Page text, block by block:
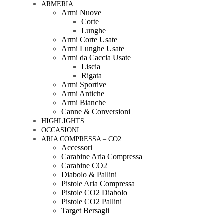
ARMERIA
Armi Nuove
Corte
Lunghe
Armi Corte Usate
Armi Lunghe Usate
Armi da Caccia Usate
Liscia
Rigata
Armi Sportive
Armi Antiche
Armi Bianche
Canne & Conversioni
HIGHLIGHTS
OCCASIONI
ARIA COMPRESSA – CO2
Accessori
Carabine Aria Compressa
Carabine CO2
Diabolo & Pallini
Pistole Aria Compressa
Pistole CO2 Diabolo
Pistole CO2 Pallini
Target Bersagli